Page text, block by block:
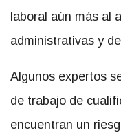
laboral aún más al
administrativas y
Algunos expertos
de trabajo de
encuentran un